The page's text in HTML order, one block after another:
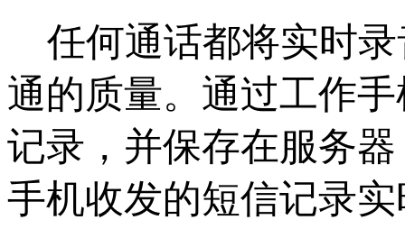
任何通话都将实时录
通的质量。通过工作
记录，并保存在服务
手机收发的短信记录